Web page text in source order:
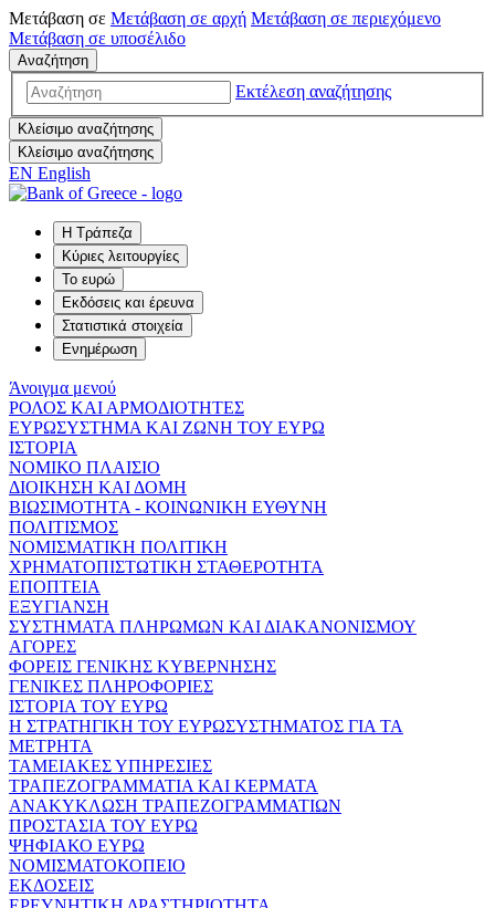
Μετάβαση σε Μετάβαση σε αρχή Μετάβαση σε περιεχόμενο
Μετάβαση σε υποσέλιδο
Αναζήτηση
Εκτέλεση αναζήτησης
Κλείσιμο αναζήτησης
Κλείσιμο αναζήτησης
EN English
Η Τράπεζα
Κύριες λειτουργίες
Το ευρώ
Εκδόσεις και έρευνα
Στατιστικά στοιχεία
Ενημέρωση
Άνοιγμα μενού
ΡΟΛΟΣ ΚΑΙ ΑΡΜΟΔΙΟΤΗΤΕΣ
ΕΥΡΩΣΥΣΤΗΜΑ ΚΑΙ ΖΩΝΗ ΤΟΥ ΕΥΡΩ
ΙΣΤΟΡΙΑ
ΝΟΜΙΚΟ ΠΛΑΙΣΙΟ
ΔΙΟΙΚΗΣΗ ΚΑΙ ΔΟΜΗ
ΒΙΩΣΙΜΟΤΗΤΑ - ΚΟΙΝΩΝΙΚΗ ΕΥΘΥΝΗ
ΠΟΛΙΤΙΣΜΟΣ
ΝΟΜΙΣΜΑΤΙΚΗ ΠΟΛΙΤΙΚΗ
ΧΡΗΜΑΤΟΠΙΣΤΩΤΙΚΗ ΣΤΑΘΕΡΟΤΗΤΑ
ΕΠΟΠΤΕΙΑ
ΕΞΥΓΙΑΝΣΗ
ΣΥΣΤΗΜΑΤΑ ΠΛΗΡΩΜΩΝ ΚΑΙ ΔΙΑΚΑΝΟΝΙΣΜΟΥ
ΑΓΟΡΕΣ
ΦΟΡΕΙΣ ΓΕΝΙΚΗΣ ΚΥΒΕΡΝΗΣΗΣ
ΓΕΝΙΚΕΣ ΠΛΗΡΟΦΟΡΙΕΣ
ΙΣΤΟΡΙΑ ΤΟΥ ΕΥΡΩ
Η ΣΤΡΑΤΗΓΙΚΗ ΤΟΥ ΕΥΡΩΣΥΣΤΗΜΑΤΟΣ ΓΙΑ ΤΑ
ΜΕΤΡΗΤΑ
ΤΑΜΕΙΑΚΕΣ ΥΠΗΡΕΣΙΕΣ
ΤΡΑΠΕΖΟΓΡΑΜΜΑΤΙΑ ΚΑΙ ΚΕΡΜΑΤΑ
ΑΝΑΚΥΚΛΩΣΗ ΤΡΑΠΕΖΟΓΡΑΜΜΑΤΙΩΝ
ΠΡΟΣΤΑΣΙΑ ΤΟΥ ΕΥΡΩ
ΨΗΦΙΑΚΟ ΕΥΡΩ
ΝΟΜΙΣΜΑΤΟΚΟΠΕΙΟ
ΕΚΔΟΣΕΙΣ